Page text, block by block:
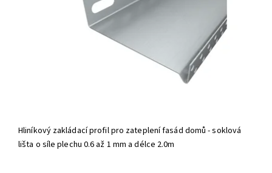
Hliníkový zakládací profil pro zateplení fasád domů - soklová
lišta o síle plechu 0.6 až 1 mm a délce 2.0m